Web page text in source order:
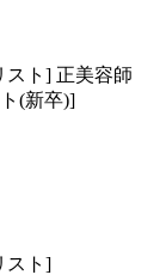
スト] 正美容師
(新卒)]
スト]